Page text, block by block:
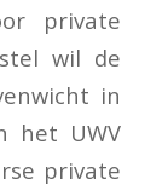
private
wil de
in
het UWV
private